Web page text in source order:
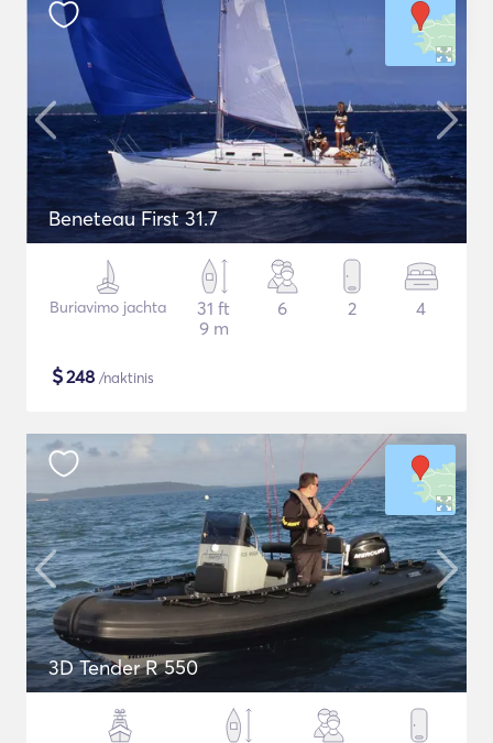
Beneteau First 31.7
Buriavimo jachta
31 ft
9 m
6 2 4
$248 /naktinis
3D Tender R 550